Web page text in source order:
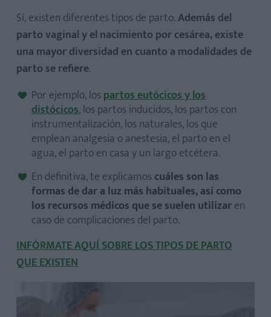
Sí, existen diferentes tipos de parto.Además del
parto vaginal y el nacimiento por cesárea, existe
una mayor diversidad en cuanto a modalidades de
parto se refiere.
Por ejemplo, los partos eutócicos y los
distócicos, los partos inducidos, los partos con
instrumentalización, los naturales, los que
emplean analgesia o anestesia, el parto en el
agua, el parto en casa y un largo etcétera.
En definitiva, te explicamos cuáles son las
formas de dar a luz más habituales, así como
los recursos médicos que se suelen utilizaren
caso de complicaciones del parto.
INFÓRMATE AQUÍ SOBRE LOS TIPOS DE PARTO
QUE EXISTEN